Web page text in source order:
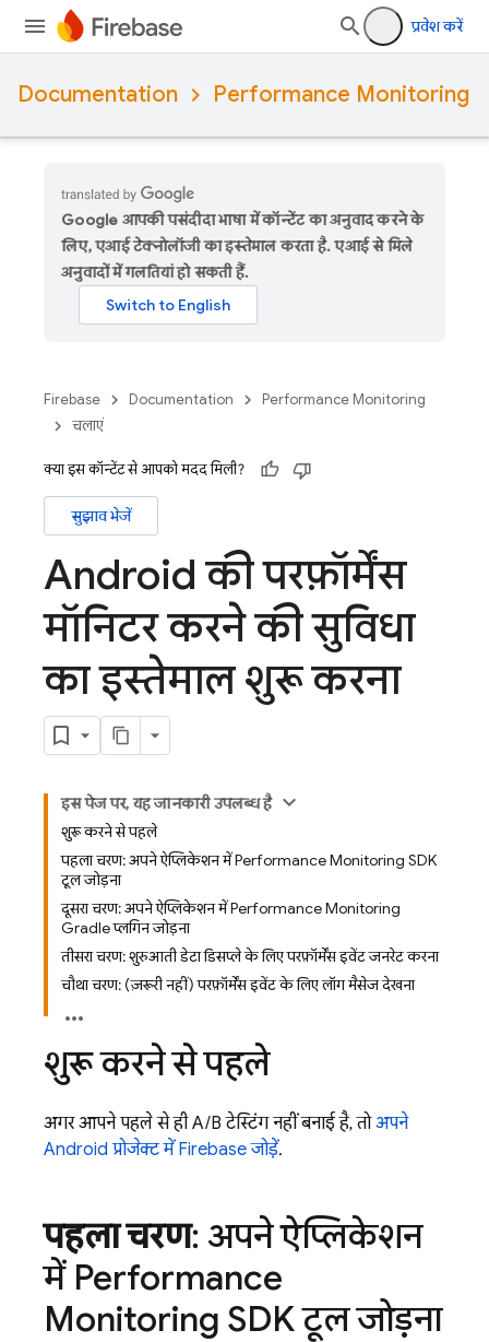
प्रवेश करें
Documentation Performance Monitoring
Google आपकी पसंदीदा भाषा में कॉन्टेंट का अनुवाद करने के
लिए, एआई टेक्नोलॉजी का इस्तेमाल करता है. एआई से मिले
अनुवादों में गलतियां हो सकती हैं.
Firebase Documentation
Performance Monitoring
चलाएं
क्या इस कॉन्टेंट से आपको मदद मिली?
सुझाव भेजें
Android की परफ़ॉर्मेंस
मॉनिटर करने की सुविधा
का इस्तेमाल शुरू करना
इस पेज पर, यह जानकारी उपलब्ध है
शुरू करने से पहले
पहला चरण: अपने ऐप्लिकेशन में Performance Monitoring SDK
टूल जोड़ना
दूसरा चरण: अपने ऐप्लिकेशन में Performance Monitoring
Gradle प्लगिन जोड़ना
तीसरा चरण: शुरुआती डेटा डिसप्ले के लिए परफ़ॉर्मेंस इवेंट जनरेट करना
चौथा चरण: (ज़रूरी नहीं) परफ़ॉर्मेंस इवेंट के लिए लॉग मैसेज देखना
शुरू करने से पहले
अगर आपने पहले से ही A/B टेस्टिंग नहीं बनाई है, तोअपने
Android प्रोजेक्ट में Firebase जोड़ें.
पहला चरण: अपने ऐप्लिकेशन
में Performance
Monitoring SDK टूल जोड़ना